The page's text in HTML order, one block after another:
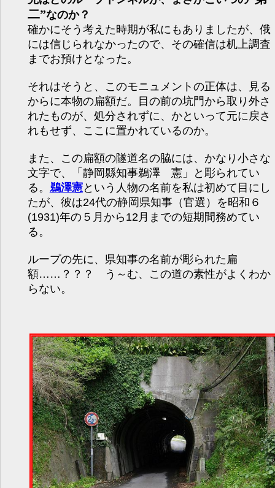
二”なのか？
確かにそう考えた時期が私にもありましたが、俄
には信じられなかったので、その確信は机上調査
までお預けとなった。
それはそうと、このモニュメントの正体は、見る
からに本物の扁額だ。目の前の坑門から取り外さ
れたものが、処分されずに、かといって元に戻さ
れもせず、ここに置かれているのか。
また、この扁額の隧道名の脇には、かなり小さな
文字で、「静岡縣知事鵜澤 憲」と彫られてい
る。 鵜澤憲という人物の名前を私は初めて目にし
たが、彼は24代の静岡県知事（官選）を昭和６
(1931)年の５月から12月までの短期間務めてい
る。
ループの先に、県知事の名前が彫られた扁
額……？？？ う～む、この道の素性がよくわか
らない。